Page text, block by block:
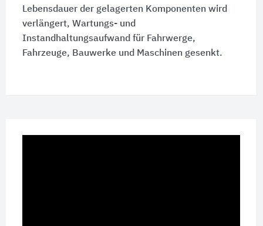
Lebensdauer der gelagerten Komponenten wird
verlängert, Wartungs- und
Instandhaltungsaufwand für Fahrwerge,
Fahrzeuge, Bauwerke und Maschinen gesenkt.